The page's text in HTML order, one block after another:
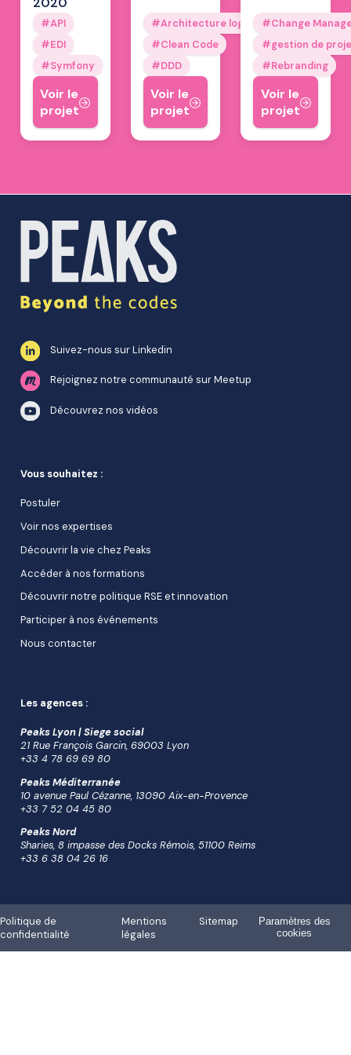
API
EDI
Symfony
Voir le
projet
Architecture logicielle
Clean Code
DDD
Voir le
projet
Change
gestion de
Rebranding
Voir le
projet
Suivez-nous sur Linkedin
Rejoignez notre communauté sur Meetup
Découvrez nos vidéos
Vous souhaitez :
Postuler
Voir nos expertises
Découvrir la vie chez Peaks
Accéder à nos formations
Découvrir notre politique RSE et innovation
Participer à nos événements
Nous contacter
Les agences :
Peaks Lyon | Siege social
21 Rue François Garcin, 69003 Lyon
+33 4 78 69 69 80
Peaks Méditerranée
10 avenue Paul Cézanne, 13090 Aix-en-Provence
+33 7 52 04 45 80
Peaks Nord
Sharies, 8 impasse des Docks Rémois, 51100 Reims
+33 6 38 04 26 16
Politique de
confidentialité
Mentions
légales
Sitemap
Paramètres des
cookies